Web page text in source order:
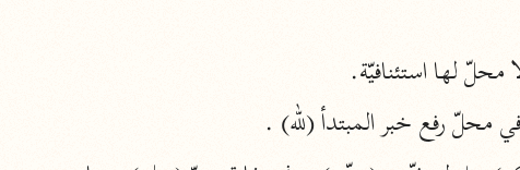
أخرى
محلّ لها استئنافيّة.
محلّ رفع خبر المبتدأ (لله) .